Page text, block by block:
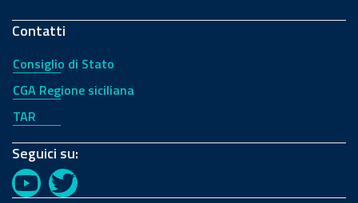
Contatti
Consiglio di Stato
CGA Regione siciliana
TAR
Seguici su:
YouTubeTwitter